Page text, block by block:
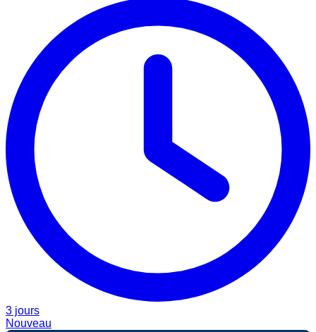
3 jours
Nouveau